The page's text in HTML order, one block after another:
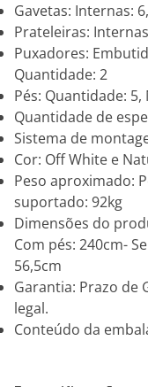
Gavetas: Internas:
Prateleiras:
Puxadores:
Quantidade: 2
Pés: Quantidade: 5,
Quantidade de
Sistema de
Cor: Off White e
Peso aproximado:
suportado: 92kg
Dimensões do
Com pés: 240cm-
56,5cm
Garantia: Prazo de
legal.
Conteúdo da